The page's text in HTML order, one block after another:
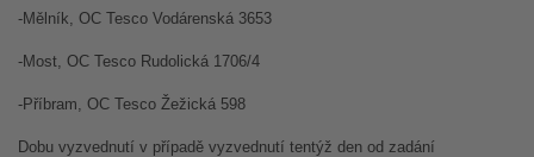
-Mělník, OC Tesco Vodárenská 3653
-Most, OC Tesco Rudolická 1706/4
-Příbram, OC Tesco Žežická 598
Dobu vyzvednutí v případě vyzvednutí tentýž den od zadání